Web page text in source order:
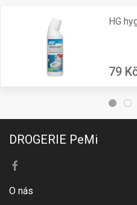
HG
79
DROGERIE PeMi
O nás